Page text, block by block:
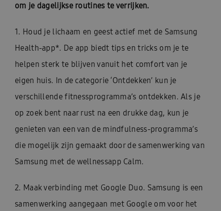
om je dagelijkse routines te verrijken.
1. Houd je lichaam en geest actief met de Samsung
Health-app*. De app biedt tips en tricks om je te
helpen sterk te blijven vanuit het comfort van je
eigen huis. In de categorie ‘Ontdekken’ kun je
verschillende fitnessprogramma’s ontdekken. Als je
op zoek bent naar rust na een drukke dag, kun je
genieten van een van de mindfulness-programma’s
die mogelijk zijn gemaakt door de samenwerking van
Samsung met de wellnessapp Calm.
2. Maak verbinding met Google Duo. Samsung is een
samenwerking aangegaan met Google om voor het